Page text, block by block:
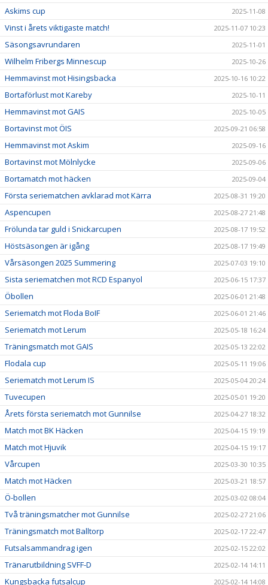
Askims cup 2025-11-08
Vinst i årets viktigaste match! 2025-11-07 10:23
Säsongsavrundaren 2025-11-01
Wilhelm Fribergs Minnescup 2025-10-26
Hemmavinst mot Hisingsbacka 2025-10-16 10:22
Bortaförlust mot Kareby 2025-10-11
Hemmavinst mot GAIS 2025-10-05
Bortavinst mot ÖIS 2025-09-21 06:58
Hemmavinst mot Askim 2025-09-16
Bortavinst mot Mölnlycke 2025-09-06
Bortamatch mot häcken 2025-09-04
Första seriematchen avklarad mot Kärra 2025-08-31 19:20
Aspencupen 2025-08-27 21:48
Frölunda tar guld i Snickarcupen 2025-08-17 19:52
Höstsäsongen är igång 2025-08-17 19:49
Vårsäsongen 2025 Summering 2025-07-03 19:10
Sista seriematchen mot RCD Espanyol 2025-06-15 17:37
Öbollen 2025-06-01 21:48
Seriematch mot Floda BoIF 2025-06-01 21:46
Seriematch mot Lerum 2025-05-18 16:24
Träningsmatch mot GAIS 2025-05-13 22:02
Flodala cup 2025-05-11 19:06
Seriematch mot Lerum IS 2025-05-04 20:24
Tuvecupen 2025-05-01 19:20
Årets första seriematch mot Gunnilse 2025-04-27 18:32
Match mot BK Häcken 2025-04-15 19:19
Match mot Hjuvik 2025-04-15 19:17
Vårcupen 2025-03-30 10:35
Match mot Häcken 2025-03-21 18:57
Ö-bollen 2025-03-02 08:04
Två träningsmatcher mot Gunnilse 2025-02-27 21:06
Träningsmatch mot Balltorp 2025-02-17 22:47
Futsalsammandrag igen 2025-02-15 22:02
Tränarutbildning SVFF-D 2025-02-14 14:11
Kungsbacka futsalcup 2025-02-14 14:08